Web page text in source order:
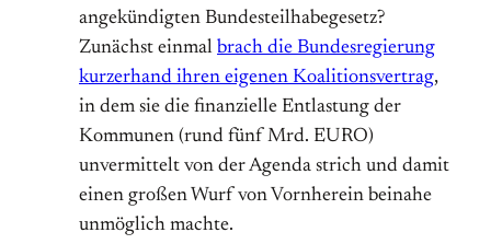
angekündigten Bundesteilhabegesetz?
Zunächst einmal brach die Bundesregierung
kurzerhand ihren eigenen Koalitionsvertrag,
in dem sie die finanzielle Entlastung der
Kommunen (rund fünf Mrd. EURO)
unvermittelt von der Agenda strich und damit
einen großen Wurf von Vornherein beinahe
unmöglich machte.